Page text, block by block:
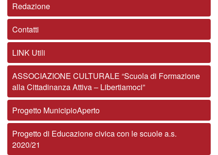
Redazione
Contatti
LINK Utili
ASSOCIAZIONE CULTURALE “Scuola di Formazione
alla Cittadinanza Attiva – Libertiamoci”
Progetto MunicipioAperto
Progetto di Educazione civica con le scuole a.s.
2020/21